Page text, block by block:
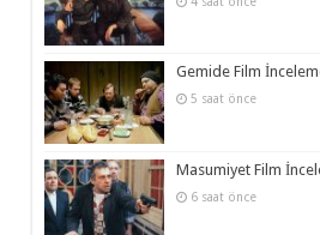
Gemide Film
5 saat önce
Masumiyet Film
6 saat önce